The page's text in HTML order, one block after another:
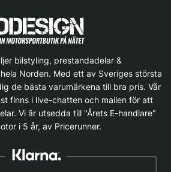
bilstyling, prestandadelar &
Norden. Med ett av Sveriges största
de bästa varumärkena till bra pris. Vår
finns i live-chatten och mailen för att
Vi är utsedda till "Årets E-handlare"
i 5 år, av Pricerunner.